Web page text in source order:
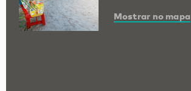
Mostrar no mapa